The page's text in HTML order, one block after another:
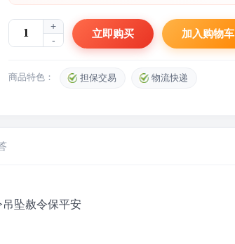
+
-
立即购买 加入购物车
商品特色： 担保交易 物流快递
坠赦令保平安